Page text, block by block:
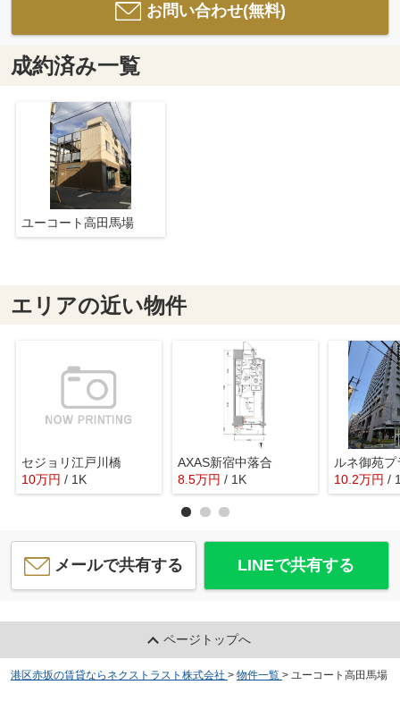
お問い合わせ(無料)
成約済み一覧
ユーコート高田馬場
エリアの近い物件
セジョリ江戸川橋
10万円 / 1K
AXAS新宿中落合
8.5万円 / 1K
ルネ御苑プ
10.2万円 /
メールで共有する LINEで共有する
ページトップへ
港区赤坂の賃貸ならネクストラスト株式会社 > 物件一覧 > ユーコート高田馬場